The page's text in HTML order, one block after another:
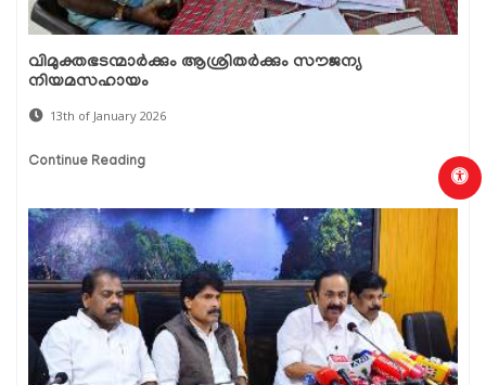
വിമുക്തഭടന്മാര്‍ക്കും ആശ്രിതര്‍ക്കും സൗജന്യ
നിയമസഹായം
13th of January 2026
Continue Reading